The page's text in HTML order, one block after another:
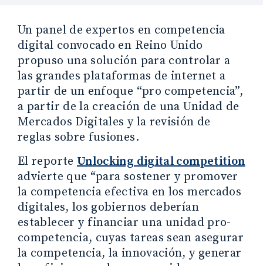
Un panel de expertos en competencia
digital convocado en Reino Unido
propuso una solución para controlar a
las grandes plataformas de internet a
partir de un enfoque “pro competencia”,
a partir de la creación de una Unidad de
Mercados Digitales y la revisión de
reglas sobre fusiones.
El reporte Unlocking digital competition
advierte que “para sostener y promover
la competencia efectiva en los mercados
digitales, los gobiernos deberían
establecer y financiar una unidad pro-
competencia, cuyas tareas sean asegurar
la competencia, la innovación, y generar